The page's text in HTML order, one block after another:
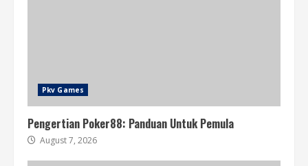
Pkv Games
Pengertian Poker88: Panduan Untuk Pemula
August 7, 2026